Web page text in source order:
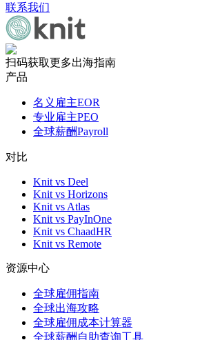
联系我们
扫码获取更多出海指南
产品
名义雇主EOR
专业雇主PEO
全球薪酬Payroll
对比
Knit vs Deel
Knit vs Horizons
Knit vs Atlas
Knit vs PayInOne
Knit vs ChaadHR
Knit vs Remote
资源中心
全球雇佣指南
全球出海攻略
全球雇佣成本计算器
全球薪酬自助查询工具